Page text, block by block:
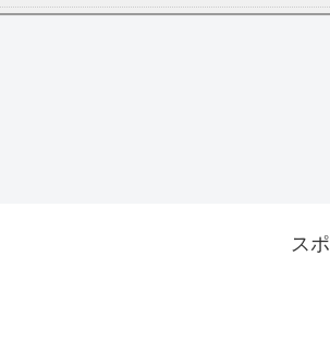
り ご令嬢と召使いの禁断の恋…1日だけ
ス